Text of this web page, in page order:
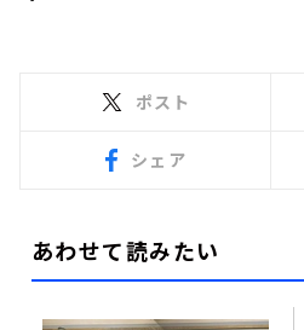
ポスト
シェア
あわせて読みたい